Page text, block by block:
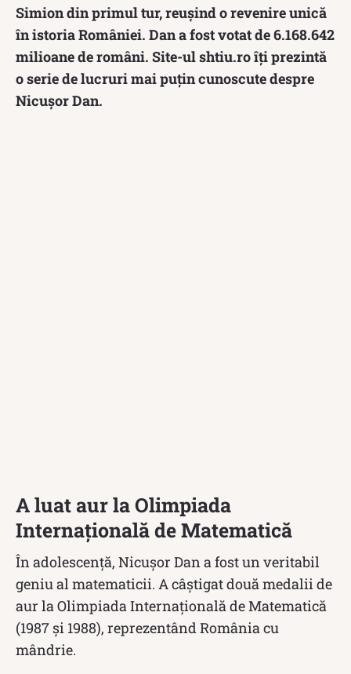
Simion din primul tur, reușind o revenire unică
în istoria României. Dan a fost votat de 6.168.642
milioane de români. Site-ul shtiu.ro îți prezintă
o serie de lucruri mai puțin cunoscute despre
Nicușor Dan.
A luat aur la Olimpiada
Internațională de Matematică
În adolescență, Nicușor Dan a fost un veritabil
geniu al matematicii. A câștigat două medalii de
aur la Olimpiada Internațională de Matematică
(1987 și 1988), reprezentând România cu
mândrie.